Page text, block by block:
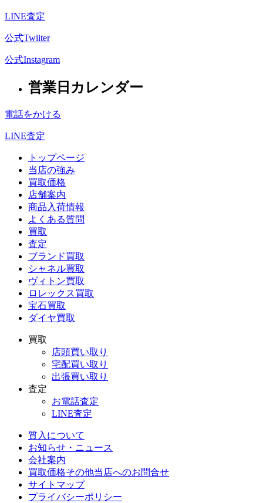
LINE査定
公式Twiiter
公式Instagram
営業日カレンダー
電話をかける
LINE査定
トップページ
当店の強み
買取価格
店舗案内
商品入荷情報
よくある質問
買取
査定
ブランド買取
シャネル買取
ヴィトン買取
ロレックス買取
宝石買取
ダイヤ買取
買取
店頭買い取り
宅配買い取り
出張買い取り
査定
お電話査定
LINE査定
質入について
お知らせ・ニュース
会社案内
買取価格その他当店へのお問合せ
サイトマップ
プライバシーポリシー